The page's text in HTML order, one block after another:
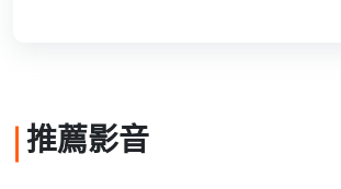
推薦影音